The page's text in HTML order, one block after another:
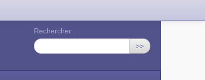
Rechercher :
>>